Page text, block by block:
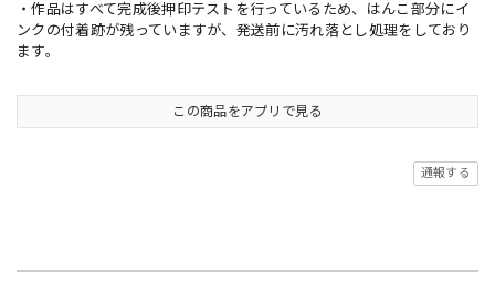
・作品はすべて完成後押印テストを行っているため、はんこ部分にイ
ンクの付着跡が残っていますが、発送前に汚れ落とし処理をしており
ます。
この商品をアプリで見る
通報する